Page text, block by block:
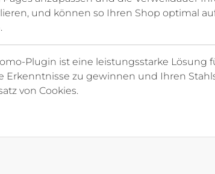
und können so Ihren Shop optimal
Plugin ist eine leistungsstarke
Erkenntnisse zu gewinnen und Ihren
von Cookies.